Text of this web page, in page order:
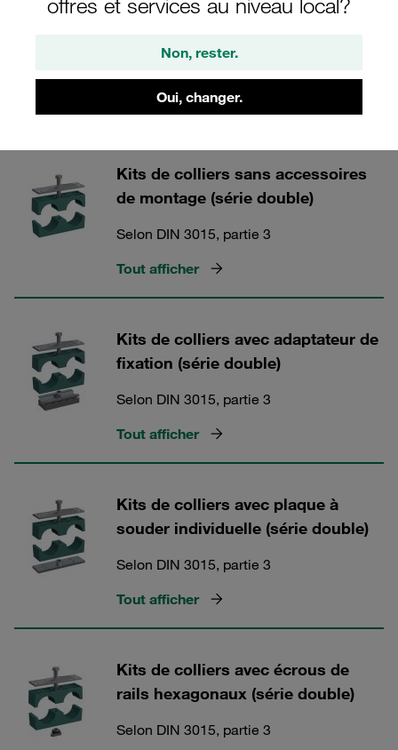
offres et services au niveau local?
Non, rester.
Oui, changer.
Séries double selon DIN 3015, partie 3
Kits de colliers sans accessoires
de montage (série double)
Selon DIN 3015, partie 3
Tout afficher
Kits de colliers avec adaptateur de
fixation (série double)
Selon DIN 3015, partie 3
Tout afficher
Kits de colliers avec plaque à
souder individuelle (série double)
Selon DIN 3015, partie 3
Tout afficher
Kits de colliers avec écrous de
rails hexagonaux (série double)
Selon DIN 3015, partie 3